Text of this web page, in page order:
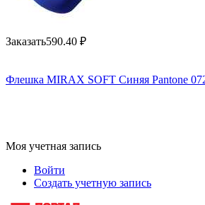
Заказать590.40 ₽
Флешка MIRAX SOFT Синяя Pantone
Моя учетная запись
Войти
Создать учетную запись